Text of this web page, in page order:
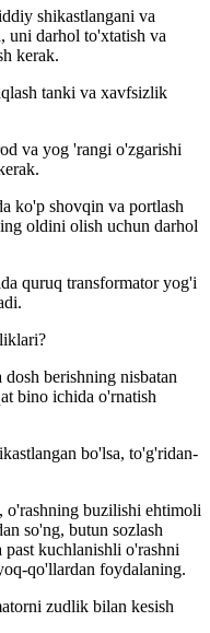
shikastlangani va
uni darhol to'xtatish va
kerak.
tanki va xavfsizlik
va yog 'rangi o'zgarishi
ko'p shovqin va portlash
oldini olish uchun darhol
quruq transformator yog'i
berishning nisbatan
bino ichida o'rnatish
bo'lsa, to'g'ridan-
o'rashning buzilishi ehtimoli
so'ng, butun sozlash
kuchlanishli o'rashni
qo'llardan foydalaning.
zudlik bilan kesish